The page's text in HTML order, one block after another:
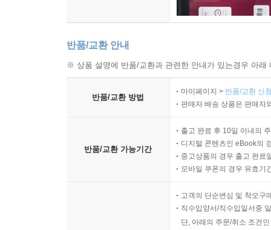
반품/교환 안내
※ 상품 설명에 반품/교환과 관련한 안내가 있는경우 아
반품/교환 방법
마이페이지 > 반품/교환 신
판매자 배송 상품은 판매자
반품/교환 가능기간
출고 완료 후 10일 이내의
디지털 콘텐츠인 eBook의
중고상품의 경우 출고 완료
모바일 쿠폰의 경우 유효기
고객의 단순변심 및 착오구
직수입양서/직수입일서중
단, 아래의 주문/취소 조건